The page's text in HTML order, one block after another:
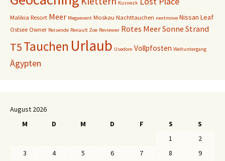
Kusnezk
Malikia Resort Meer Megaevent Moskau Nachttauchen nextmove Nissan Leaf
Ostsee Owner Reisende Renault Zoe Reviewer Rotes MeerSonne Strand
T5Tauchen Urlaub Usedom Vollpfosten Weltuntergang
Ägypten
August 2026
M
D M D F S
S
1
2
3
4 5 6 7 8
9